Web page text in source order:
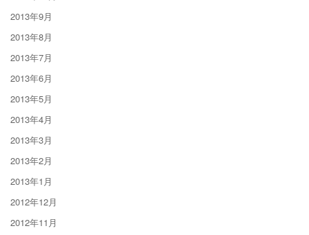
2013年9月
2013年8月
2013年7月
2013年6月
2013年5月
2013年4月
2013年3月
2013年2月
2013年1月
2012年12月
2012年11月